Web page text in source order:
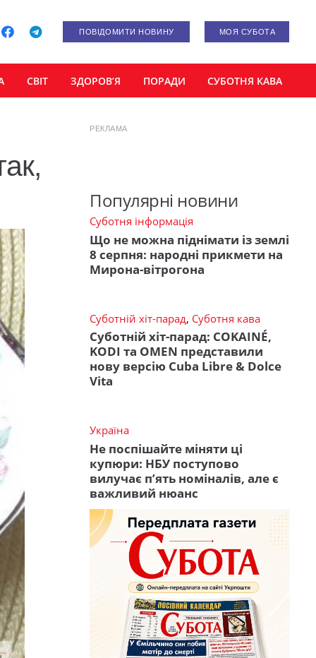
ПОВІДОМИТИ НОВИНУ МОЯ СУБОТА
СВІТ ЗДОРОВ’Я ПОРАДИ СУБОТНЯ КАВА
РЕКЛАМА
Популярні новини
Суботня інформація
Що не можна піднімати із землі
8 серпня: народні прикмети на
Мирона-вітрогона
Суботній хіт-парад, Суботня кава
Суботній хіт-парад: COKAINÉ,
KODI та OMEN представили
нову версію Cuba Libre & Dolce
Vita
Україна
Не поспішайте міняти ці
купюри: НБУ поступово
вилучає п’ять номіналів, але є
важливий нюанс